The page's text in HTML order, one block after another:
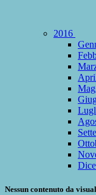
2016
Nessun contenuto da